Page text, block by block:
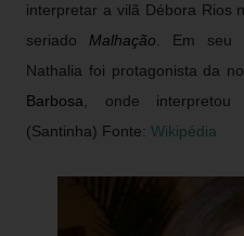
interpretar a vilã Débora Rios
seriado Malhação. Em seu
Nathalia foi protagonista da
Barbosa, onde interpretou
(Santinha) Fonte: Wikipédia